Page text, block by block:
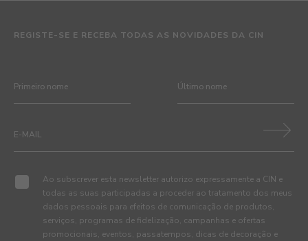
REGISTE-SE E RECEBA TODAS AS NOVIDADES DA CIN
Ao subscrever esta newsletter autorizo expressamente a CIN e
todas as suas participadas a proceder ao tratamento dos meus
dados pessoais para efeitos de comunicação de produtos,
serviços, programas de fidelização, campanhas e ofertas
promocionais, eventos, passatempos, dicas de decoração e